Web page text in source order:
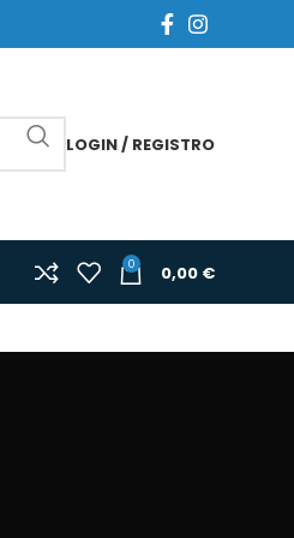
LOGIN / REGISTRO
0 0,00 €